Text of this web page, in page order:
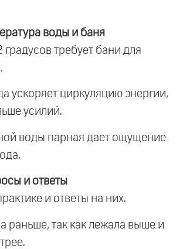
воды и баня
требует бани для
ускоряет циркуляцию энергии,
усилий.
воды парная дает ощущение
и ответы
и ответы на них.
раньше, так как лежала выше и